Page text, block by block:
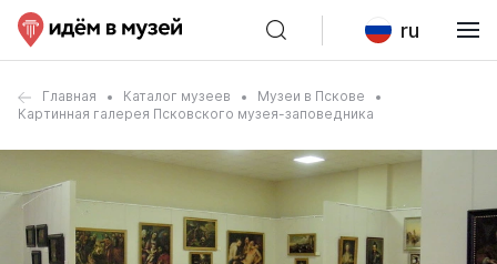
ru
Главная Каталог музеев
Музеи в Пскове
Картинная галерея Псковского музея-заповедника